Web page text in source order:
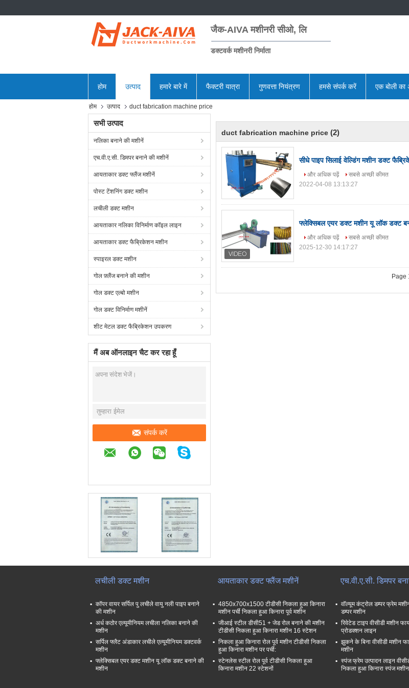
जैक-AIVA मशीनरी सीओ, लि
डक्टवर्क मशीनरी निर्माता
होम उत्पाद हमारे बारे में फैक्टरी यात्रा गुणवत्ता नियंत्रण हमसे संपर्क करें एक बोली का
होम उत्पाद duct fabrication machine price
सभी उत्पाद
नलिका बनाने की मशीनें
एच.वी.ए.सी. डिमपर बनाने की मशीनें
आयताकार डक्ट फ्लैंज मशीनें
पोस्ट टेंशनिंग डक्ट मशीन
लचीली डक्ट मशीन
आयताकार नलिका विनिर्माण कॉइल लाइन
आयताकार डक्ट फैब्रिकेशन मशीन
स्पाइरल डक्ट मशीन
गोल फ़्लैंज बनाने की मशीन
गोल डक्ट एल्बो मशीन
गोल डक्ट विनिर्माण मशीनें
शीट मेटल डक्ट फैब्रिकेशन उपकरण
मैं अब ऑनलाइन चैट कर रहा हूँ
संपर्क करें
duct fabrication machine price (2)
सीधे पाइप सिलाई वेल्डिंग मशीन डक्ट
और अधिक पढ़ें
सबसे अच्छी कीमत
2022-04-08 13:13:27
फ्लेक्सिबल एयर डक्ट मशीन यू लॉक डक्ट
और अधिक पढ़ें
सबसे अच्छी कीमत
2025-12-30 14:17:27
Page
लचीली डक्ट मशीन
कॉपर वायर सर्पिल पु लचीले वायु नली पाइप बनाने
की मशीन
अर्ध कठोर एल्यूमीनियम लचीला नलिका बनाने की
मशीन
सर्पिल फ्लैट अंडाकार लचीले एल्यूमीनियम डक्टवर्क
मशीन
फ्लेक्सिबल एयर डक्ट मशीन यू लॉक डक्ट बनाने की
मशीन
आयताकार डक्ट फ्लैंज मशीनें
4850x700x1500 टीडीसी निकला हुआ किनारा
मशीन पर्ची निकला हुआ किनारा पूर्व मशीन
जीआई स्टील डीसी51 + जेड रोल बनाने की मशीन
टीडीसी निकला हुआ किनारा मशीन 16 स्टेशन
निकला हुआ किनारा रोल पूर्व मशीन टीडीसी निकला
हुआ किनारा मशीन पर पर्ची:
स्टेनलेस स्टील रोल पूर्व टीडीसी निकला हुआ
किनारा मशीन 22 स्टेशनों
एच.वी.ए.सी. डिमपर
वॉल्यूम कंट्रोल डम्पर फ्रेम
डम्पर मशीन
रिवेटेड टाइप वीसीडी मशीन
प्रोडक्शन लाइन
झुकने के बिना वीसीडी मशीन
मशीन
स्पंज फ्रेम उत्पादन लाइन
निकला हुआ किनारा स्पंज मशीन